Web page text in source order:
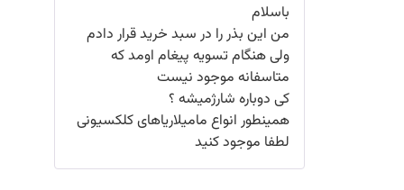
باسلام
من این بذر را در سبد خرید قرار دادم
ولی هنگام تسویه پیغام اومد که
متاسفانه موجود نیست
کی دوباره شارژمیشه ؟
همینطور انواع مامیلاریاهای کلکسیونی
لطفا موجود کنید